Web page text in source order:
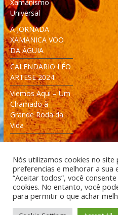
Xamanismo
Universal
A JORNADA
XAMANICA VOO
DA ÁGUIA
CALENDARIO LÉO
ARTESE 2024
Viemos Aqui – Um
Chamado à
Grande Roda da
Vida
Desenvolvido:
Tecnologia
Nós utilizamos cookies no site
preferencias e melhorar a sua
“Aceitar todos”, você
cookies. No entanto, você
para permitir o que achar